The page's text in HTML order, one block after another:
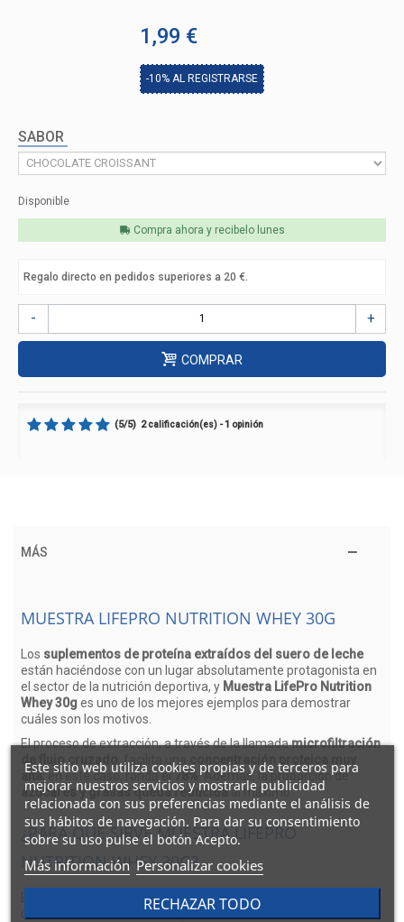
1,99 €
-10% AL REGISTRARSE
SABOR
Disponible
Compra ahora y recibelo lunes
Regalo directo en pedidos superiores a 20 €.
- +
COMPRAR
(5/5) 2calificación(es) -1 opinión
MÁS
MUESTRA LIFEPRO NUTRITION WHEY 30G
Los suplementos de proteína extraídos del suero de leche
están haciéndose con un lugar absolutamente protagonista en
el sector de la nutrición deportiva, y Muestra LifePro Nutrition
Whey 30ges uno de los mejores ejemplos para demostrar
cuáles son los motivos.
El proceso de extracción, a través de la llamadamicrofiltración
de flujo cruzado
, facilita una
concentración proteica muy
alta; en este caso, ronda el78% . Además, la proporción de
azúcares y grasas queda reducidaal máximo.
¿PARA QUÉ SIRVE MUESTRA LIFEPRO
NUTRITION WHEY 30G?
Muestra LifePro Nutrition Whey 30g
como ocurre con el resto de productos de concentrado de
Este sitio web utiliza cookies propias y de terceros para
mejorar nuestros servicios y mostrarle publicidad
relacionada con sus preferencias mediante el análisis de
sus hábitos de navegación. Para dar su consentimiento
sobre su uso pulse el botón Acepto.
Más información Personalizar cookies
RECHAZAR TODO